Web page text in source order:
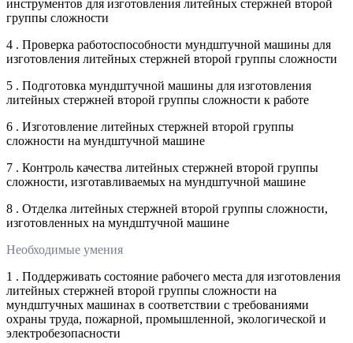
инструментов для изготовления литейных стержней второй
группы сложности
4 . Проверка работоспособности мундштучной машины для
изготовления литейных стержней второй группы сложности
5 . Подготовка мундштучной машины для изготовления
литейных стержней второй группы сложности к работе
6 . Изготовление литейных стержней второй группы
сложности на мундштучной машине
7 . Контроль качества литейных стержней второй группы
сложности, изготавливаемых на мундштучной машине
8 . Отделка литейных стержней второй группы сложности,
изготовленных на мундштучной машине
Необходимые умения
1 . Поддерживать состояние рабочего места для изготовления
литейных стержней второй группы сложности на
мундштучных машинах в соответствии с требованиями
охраны труда, пожарной, промышленной, экологической и
электробезопасности